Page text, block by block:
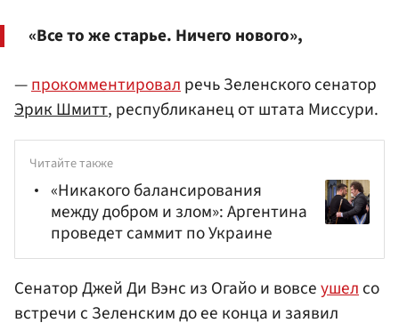
«Все то же старье. Ничего нового»,
—прокомментировалречь Зеленского сенатор
Эрик Шмитт, республиканец от штата Миссури.
Читайте также
«Никакого балансирования
между добром и злом»: Аргентина
проведет саммит по Украине
Сенатор Джей Ди Вэнс из Огайо и вовсеушелсо
встречи с Зеленским до ее конца и заявил